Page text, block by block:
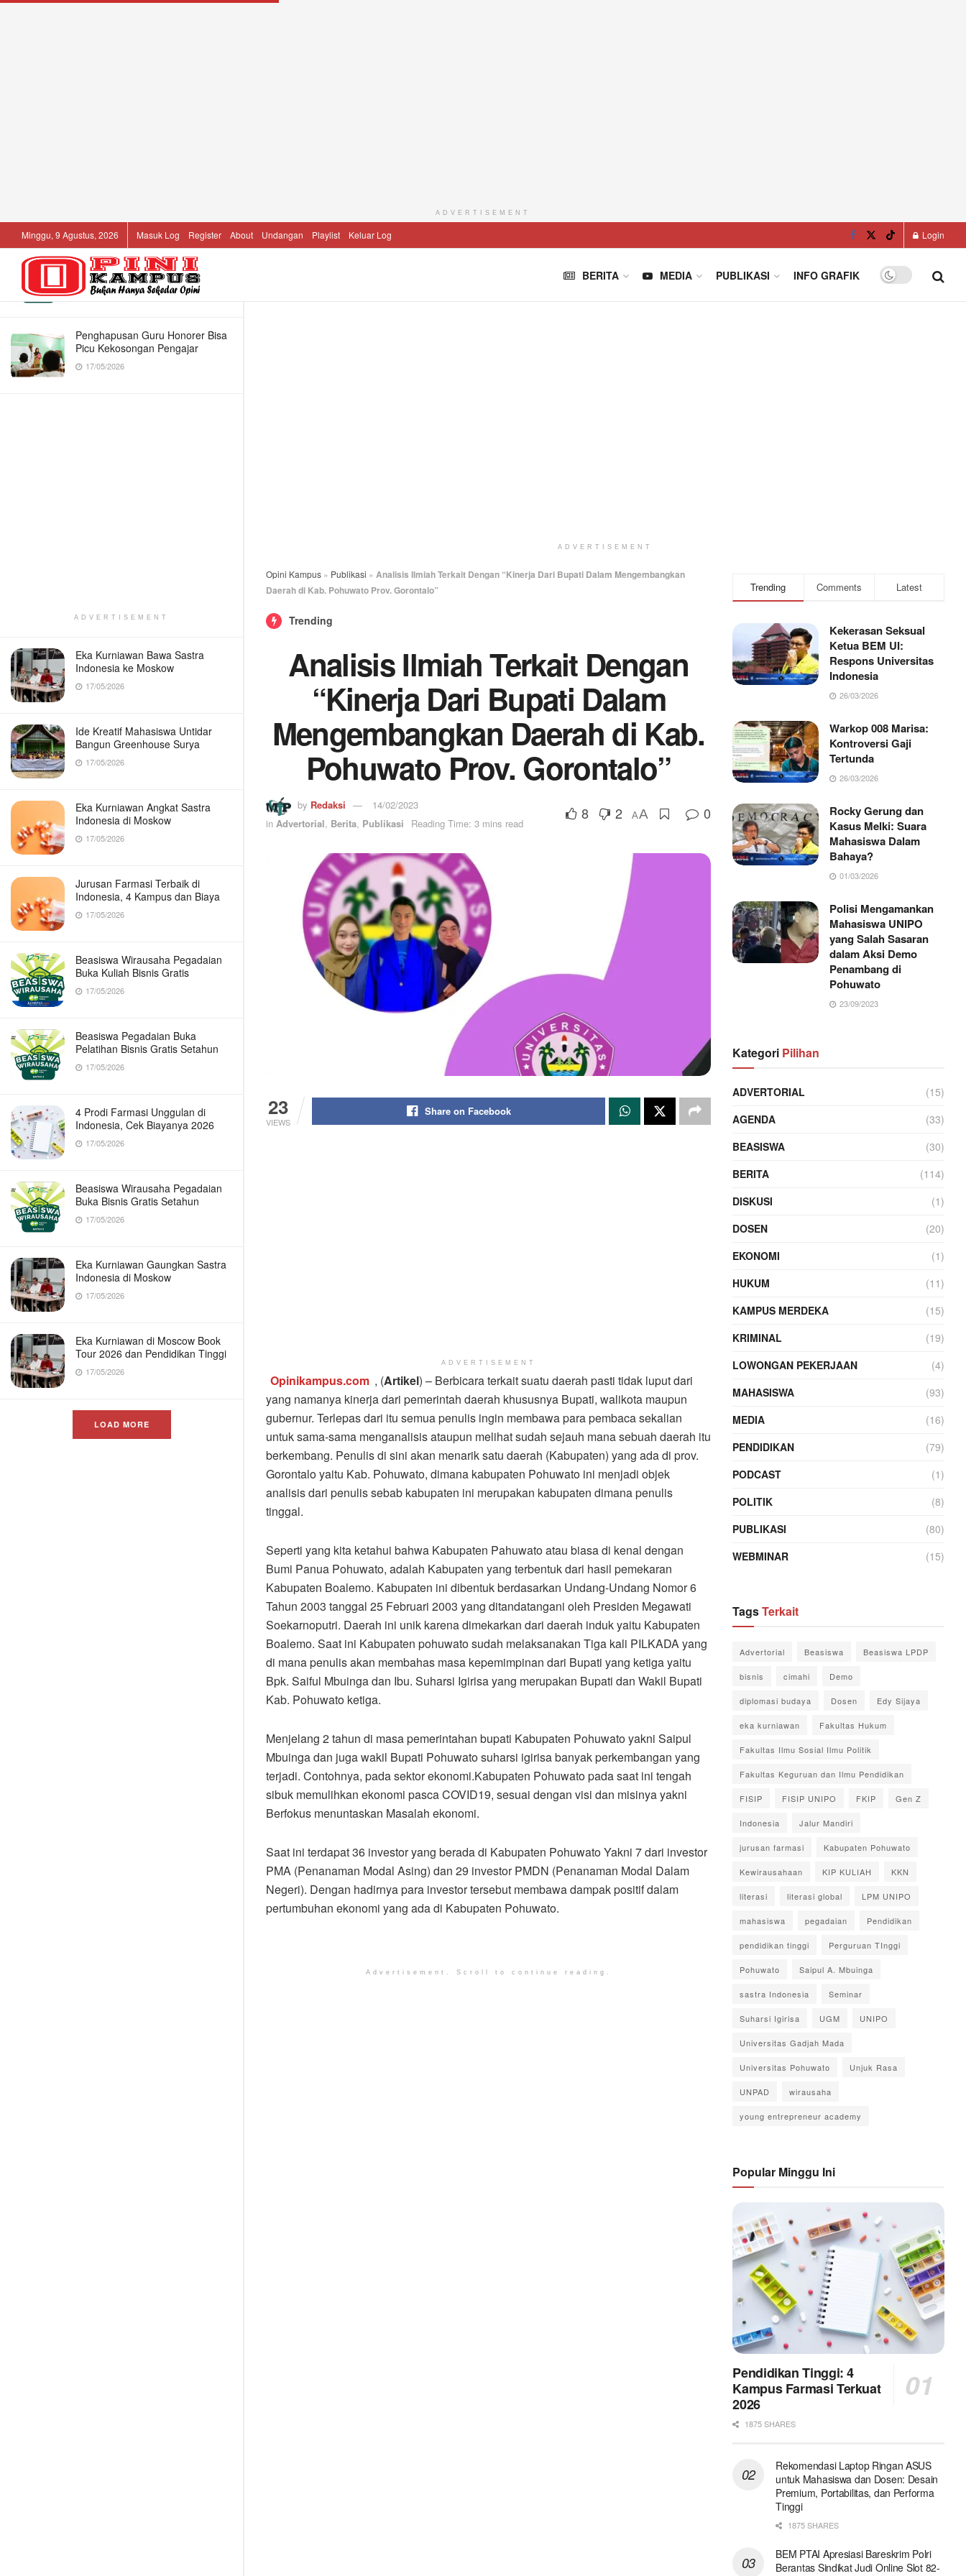
Beasiswa Wirausaha Pegadaian:
Kuliah Bisnis 1 Tahun
17/05/2026
Penghapusan Guru Honorer Bisa
Picu Kekosongan Pengajar
17/05/2026
ADVERTISEMENT
Eka Kurniawan Bawa Sastra
Indonesia ke Moskow
17/05/2026
Ide Kreatif Mahasiswa Untidar
Bangun Greenhouse Surya
17/05/2026
Eka Kurniawan Angkat Sastra
Indonesia di Moskow
17/05/2026
Jurusan Farmasi Terbaik di
Indonesia, 4 Kampus dan Biaya
17/05/2026
Beasiswa Wirausaha Pegadaian
Buka Kuliah Bisnis Gratis
17/05/2026
Beasiswa Pegadaian Buka
Pelatihan Bisnis Gratis Setahun
17/05/2026
4 Prodi Farmasi Unggulan di
Indonesia, Cek Biayanya 2026
17/05/2026
Beasiswa Wirausaha Pegadaian
Buka Bisnis Gratis Setahun
17/05/2026
Eka Kurniawan Gaungkan Sastra
Indonesia di Moskow
17/05/2026
Eka Kurniawan di Moscow Book
Tour 2026 dan Pendidikan Tinggi
17/05/2026
LOAD MORE
ADVERTISEMENT
Minggu, 9 Agustus, 2026 Masuk Log Register About Undangan Playlist Keluar Log Login
BERITA MEDIA PUBLIKASI INFO GRAFIK
ADVERTISEMENT
Opini Kampus » Publikasi » Analisis Ilmiah Terkait Dengan “Kinerja Dari Bupati Dalam Mengembangkan
Daerah di Kab. Pohuwato Prov. Gorontalo”
Trending
Analisis Ilmiah Terkait Dengan
“Kinerja Dari Bupati Dalam
Mengembangkan Daerah di Kab.
Pohuwato Prov. Gorontalo”
by Redaksi
14/02/2023
in Advertorial, Berita, Publikasi Reading Time: 3 mins read
8 2 AA 0
23
VIEWS
Share on Facebook
ADVERTISEMENT
Opinikampus.com , (Artikel) – Berbicara terkait suatu daerah pasti tidak luput dari
yang namanya kinerja dari pemerintah daerah khususnya Bupati, walikota maupun
gubernur. Terlepas dari itu semua penulis ingin membawa para pembaca sekalian
untuk sama-sama menganalisis ataupun melihat sudah sejauh mana sebuah daerah itu
berkembang. Penulis di sini akan menarik satu daerah (Kabupaten) yang ada di prov.
Gorontalo yaitu Kab. Pohuwato, dimana kabupaten Pohuwato ini menjadi objek
analisis dari penulis sebab kabupaten ini merupakan kabupaten dimana penulis
tinggal.
Seperti yang kita ketahui bahwa Kabupaten Pahuwato atau biasa di kenal dengan
Bumi Panua Pohuwato, adalah Kabupaten yang terbentuk dari hasil pemekaran
Kabupaten Boalemo. Kabupaten ini dibentuk berdasarkan Undang-Undang Nomor 6
Tahun 2003 tanggal 25 Februari 2003 yang ditandatangani oleh Presiden Megawati
Soekarnoputri. Daerah ini unik karena dimekarkan dari daerah induk yaitu Kabupaten
Boalemo. Saat ini Kabupaten pohuwato sudah melaksanakan Tiga kali PILKADA yang
di mana penulis akan membahas masa kepemimpinan dari Bupati yang ketiga yaitu
Bpk. Saiful Mbuinga dan Ibu. Suharsi Igirisa yang merupakan Bupati dan Wakil Bupati
Kab. Pohuwato ketiga.
Menjelang 2 tahun di masa pemerintahan bupati Kabupaten Pohuwato yakni Saipul
Mbuinga dan juga wakil Bupati Pohuwato suharsi igirisa banyak perkembangan yang
terjadi. Contohnya, pada sektor ekonomi.Kabupaten Pohuwato pada saat ini tengah
sibuk memulihkan ekonomi pasca COVID19, sesuai dengan visi dan misinya yakni
Berfokus menuntaskan Masalah ekonomi.
Saat ini terdapat 36 investor yang berada di Kabupaten Pohuwato Yakni 7 dari investor
PMA (Penanaman Modal Asing) dan 29 investor PMDN (Penanaman Modal Dalam
Negeri). Dengan hadirnya para investor tersebut membawa dampak positif dalam
pertumbuhan ekonomi yang ada di Kabupaten Pohuwato.
Advertisement. Scroll to continue reading.
Trending Comments Latest
Kekerasan Seksual
Ketua BEM UI:
Respons Universitas
Indonesia
26/03/2026
Warkop 008 Marisa:
Kontroversi Gaji
Tertunda
26/03/2026
Rocky Gerung dan
Kasus Melki: Suara
Mahasiswa Dalam
Bahaya?
01/03/2026
Polisi Mengamankan
Mahasiswa UNIPO
yang Salah Sasaran
dalam Aksi Demo
Penambang di
Pohuwato
23/09/2023
Kategori Pilihan
ADVERTORIAL
(15)
AGENDA
(33)
BEASISWA
(30)
BERITA
(114)
DISKUSI
(1)
DOSEN
(20)
EKONOMI
(1)
HUKUM
(11)
KAMPUS MERDEKA
(15)
KRIMINAL
(19)
LOWONGAN PEKERJAAN
(4)
MAHASISWA
(93)
MEDIA
(16)
PENDIDIKAN
(79)
PODCAST
(1)
POLITIK
(8)
PUBLIKASI
(80)
WEBMINAR
(15)
TagsTerkait
Advertorial Beasiswa Beasiswa LPDP
bisnis cimahi Demo
diplomasi budaya Dosen Edy Sijaya
eka kurniawan Fakultas Hukum
Fakultas Ilmu Sosial Ilmu Politik
Fakultas Keguruan dan Ilmu Pendidikan
FISIP FISIP UNIPO FKIP Gen Z
Indonesia Jalur Mandiri
jurusan farmasi Kabupaten Pohuwato
Kewirausahaan KIP KULIAH KKN
literasi literasi global LPM UNIPO
mahasiswa pegadaian Pendidikan
pendidikan tinggi Perguruan TInggi
Pohuwato Saipul A. Mbuinga
sastra Indonesia Seminar
Suharsi Igirisa UGM UNIPO
Universitas Gadjah Mada
Universitas Pohuwato Unjuk Rasa
UNPAD wirausaha
young entrepreneur academy
Popular Minggu Ini
Pendidikan Tinggi: 4
Kampus Farmasi Terkuat
2026
1875 SHARES
Rekomendasi Laptop Ringan ASUS
untuk Mahasiswa dan Dosen: Desain
Premium, Portabilitas, dan Performa
Tinggi
1875 SHARES
BEM PTAI Apresiasi Bareskrim Polri
Berantas Sindikat Judi Online Slot 82-